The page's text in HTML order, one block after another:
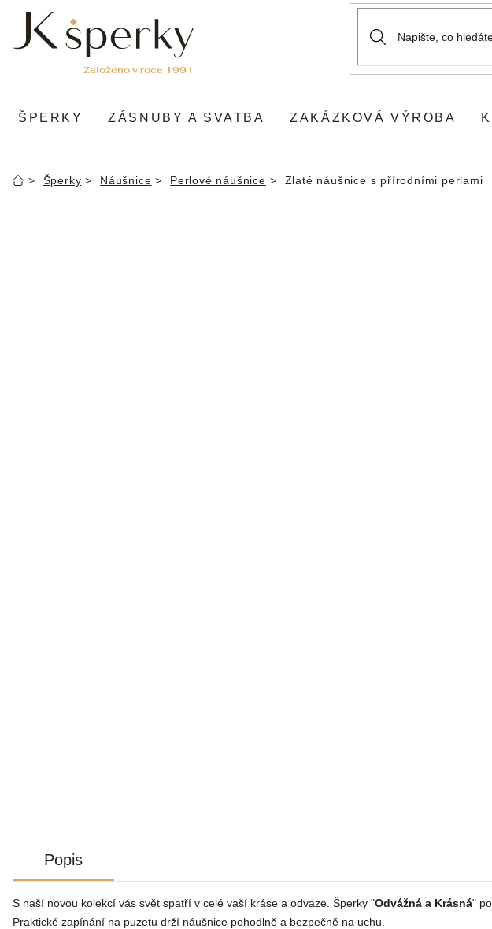
obsah
ŠPERKY ZÁSNUBY A SVATBA ZAKÁZKOVÁ VÝROBA
DomůŠperky Náušnice Perlové náušnice Zlaté náušnice s přírodními perlami
Popis
S naší novou kolekcí vás svět spatří v celé vaší kráse a odvaze. Šperky "Odvážná a Krásná"
Praktické zapínání na puzetu drží náušnice pohodlně a bezpečně na uchu.